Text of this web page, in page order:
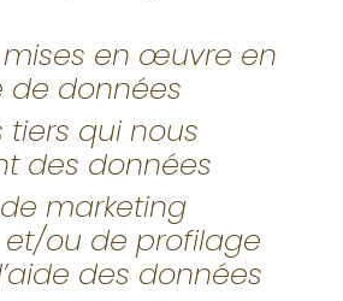
en œuvre en
de données
tiers qui nous
des données
marketing
ou de profilage
des données